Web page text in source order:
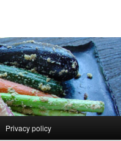
Privacy policy